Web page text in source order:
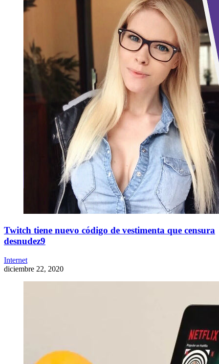
Twitch tiene nuevo código de vestimenta que censura
desnudez9
Internet
diciembre 22, 2020